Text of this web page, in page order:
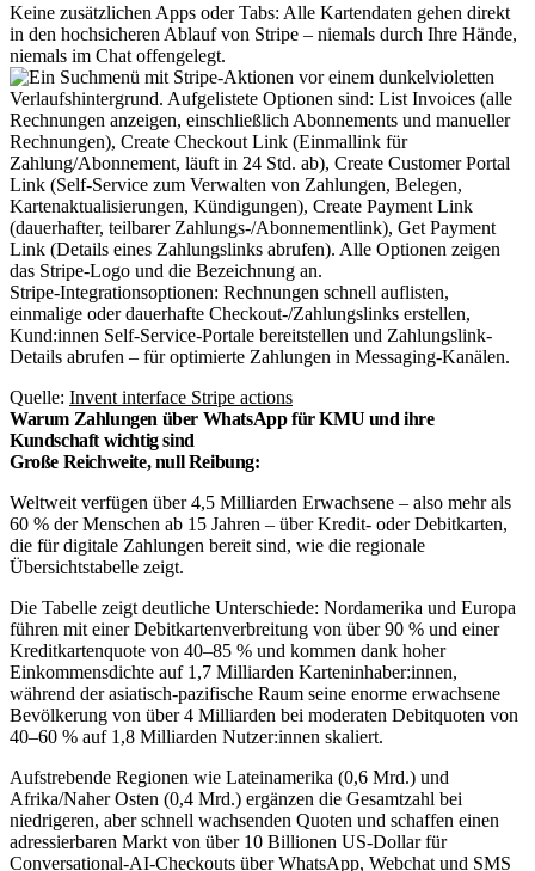
Keine zusätzlichen Apps oder Tabs: Alle Kartendaten gehen direkt
in den hochsicheren Ablauf von Stripe – niemals durch Ihre Hände,
niemals im Chat offengelegt.
Stripe-Integrationsoptionen: Rechnungen schnell auflisten,
einmalige oder dauerhafte Checkout-/Zahlungslinks erstellen,
Kund:innen Self-Service-Portale bereitstellen und Zahlungslink-
Details abrufen – für optimierte Zahlungen in Messaging-Kanälen.
Quelle: Invent interface Stripe actions
Warum Zahlungen über WhatsApp für KMU und ihre
Kundschaft wichtig sind
Große Reichweite, null Reibung:
Weltweit verfügen über 4,5 Milliarden Erwachsene – also mehr als
60 % der Menschen ab 15 Jahren – über Kredit- oder Debitkarten,
die für digitale Zahlungen bereit sind, wie die regionale
Übersichtstabelle zeigt.
Die Tabelle zeigt deutliche Unterschiede: Nordamerika und Europa
führen mit einer Debitkartenverbreitung von über 90 % und einer
Kreditkartenquote von 40–85 % und kommen dank hoher
Einkommensdichte auf 1,7 Milliarden Karteninhaber:innen,
während der asiatisch-pazifische Raum seine enorme erwachsene
Bevölkerung von über 4 Milliarden bei moderaten Debitquoten von
40–60 % auf 1,8 Milliarden Nutzer:innen skaliert.
Aufstrebende Regionen wie Lateinamerika (0,6 Mrd.) und
Afrika/Naher Osten (0,4 Mrd.) ergänzen die Gesamtzahl bei
niedrigeren, aber schnell wachsenden Quoten und schaffen einen
adressierbaren Markt von über 10 Billionen US-Dollar für
Conversational-AI-Checkouts über WhatsApp, Webchat und SMS